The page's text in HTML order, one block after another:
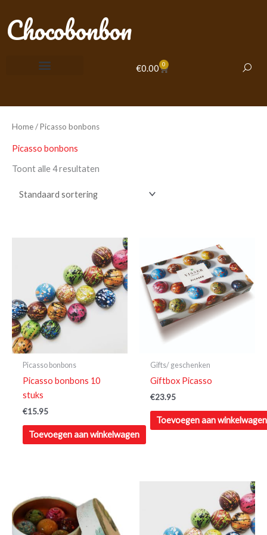
naar
deChocobonbon
€0.00 0
Winkelwagen
Home/ Picasso bonbons
Picasso bonbons
Toont alle 4 resultaten
Picasso bonbons
Picasso bonbons 10
stuks
€15.95
Toevoegen aan winkelwagen
Gifts/ geschenken
Giftbox Picasso
€23.95
Toevoegen aan winkelwagen